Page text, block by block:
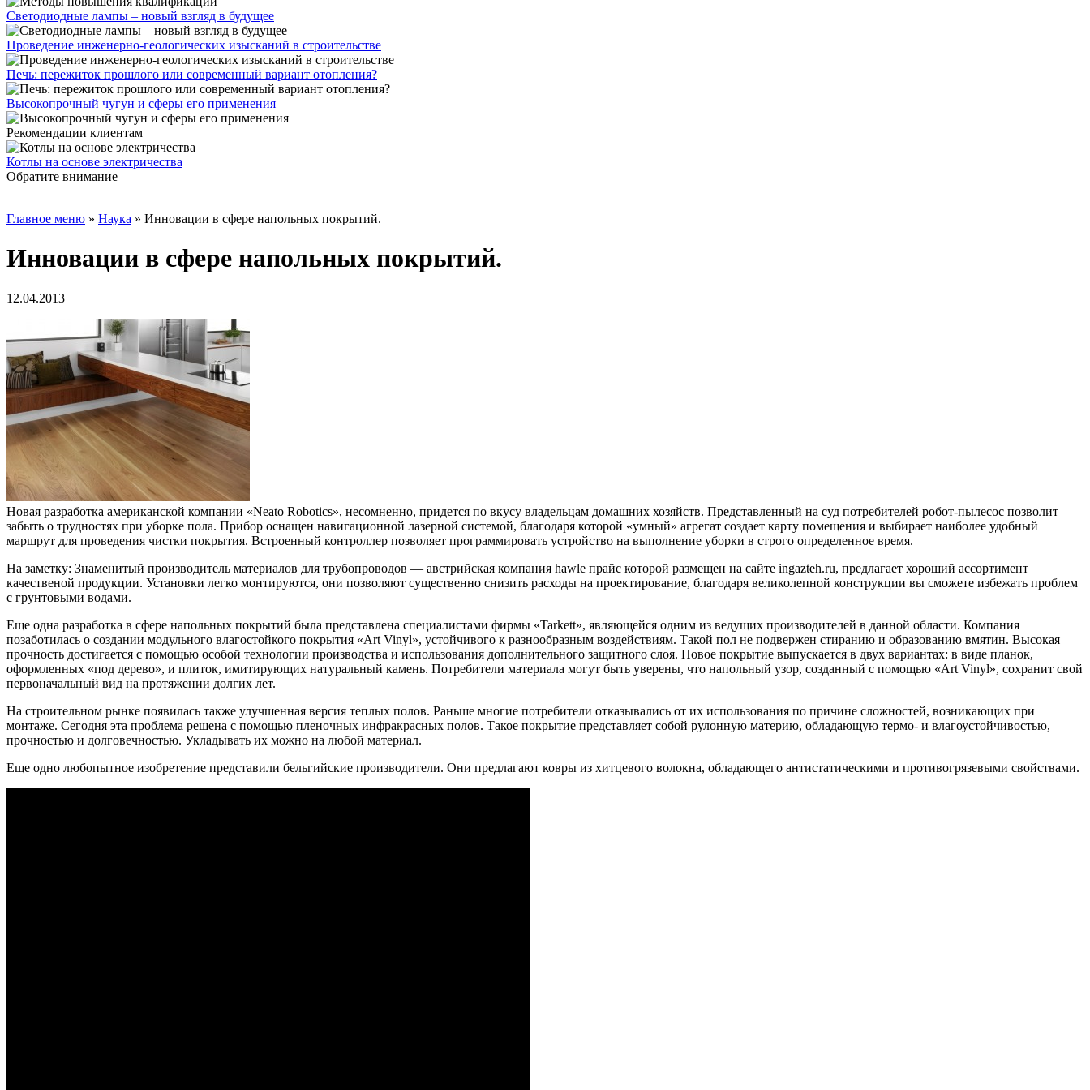
Светодиодные лампы – новый взгляд в будущее
Проведение инженерно-геологических изысканий в строительстве
Печь: пережиток прошлого или современный вариант отопления?
Высокопрочный чугун и сферы его применения
Рекомендации клиентам
Котлы на основе электричества
Обратите внимание
Главное меню » Наука » Инновации в сфере напольных покрытий.
Инновации в сфере напольных покрытий.
12.04.2013
Новая разработка американской компании «Neato Robotics», несомненно, придется по вкусу владельцам домашних хозяйств. Представленный на суд потребителей робот-пылесос позволит
забыть о трудностях при уборке пола. Прибор оснащен навигационной лазерной системой, благодаря которой «умный» агрегат создает карту помещения и выбирает наиболее удобный
маршрут для проведения чистки покрытия. Встроенный контроллер позволяет программировать устройство на выполнение уборки в строго определенное время.
На заметку: Знаменитый производитель материалов для трубопроводов — австрийская компания hawle прайс которой размещен на сайте ingazteh.ru, предлагает хороший ассортимент
качественой продукции. Установки легко монтируются, они позволяют существенно снизить расходы на проектирование, благодаря великолепной конструкции вы сможете избежать проблем
с грунтовыми водами.
Еще одна разработка в сфере напольных покрытий была представлена специалистами фирмы «Tarkett», являющейся одним из ведущих производителей в данной области. Компания
позаботилась о создании модульного влагостойкого покрытия «Art Vinyl», устойчивого к разнообразным воздействиям. Такой пол не подвержен стиранию и образованию вмятин. Высокая
прочность достигается с помощью особой технологии производства и использования дополнительного защитного слоя. Новое покрытие выпускается в двух вариантах: в виде планок,
оформленных «под дерево», и плиток, имитирующих натуральный камень. Потребители материала могут быть уверены, что напольный узор, созданный с помощью «Art Vinyl», сохранит свой
первоначальный вид на протяжении долгих лет.
На строительном рынке появилась также улучшенная версия теплых полов. Раньше многие потребители отказывались от их использования по причине сложностей, возникающих при
монтаже. Сегодня эта проблема решена с помощью пленочных инфракрасных полов. Такое покрытие представляет собой рулонную материю, обладающую термо- и влагоустойчивостью,
прочностью и долговечностью. Укладывать их можно на любой материал.
Еще одно любопытное изобретение представили бельгийские производители. Они предлагают ковры из хитцевого волокна, обладающего антистатическими и противогрязевыми свойствами.